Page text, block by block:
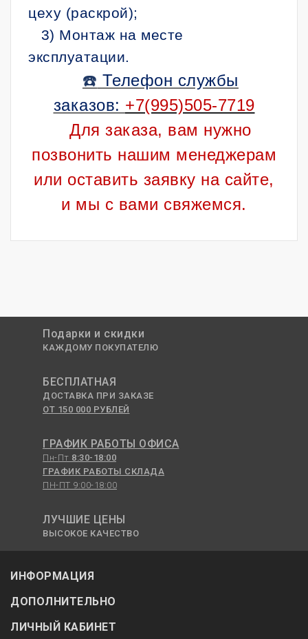
цеху (раскрой);
3) Монтаж на месте
эксплуатации.
☎️ Телефон службы
заказов: +7(995)505-7719
Для заказа, вам нужно
позвонить нашим менеджерам
или оставить заявку на сайте,
и мы с вами свяжемся.
Подарки и скидки
КАЖДОМУ ПОКУПАТЕЛЮ
БЕСПЛАТНАЯ
ДОСТАВКА ПРИ ЗАКАЗЕ
ОТ 150 000 РУБЛЕЙ
ГРАФИК РАБОТЫ ОФИСА
Пн-Пт 8:30-18:00
ГРАФИК РАБОТЫ СКЛАДА
ПН-ПТ 9:00-18:00
ЛУЧШИЕ ЦЕНЫ
ВЫСОКОЕ КАЧЕСТВО
ИНФОРМАЦИЯ
ДОПОЛНИТЕЛЬНО
ЛИЧНЫЙ КАБИНЕТ